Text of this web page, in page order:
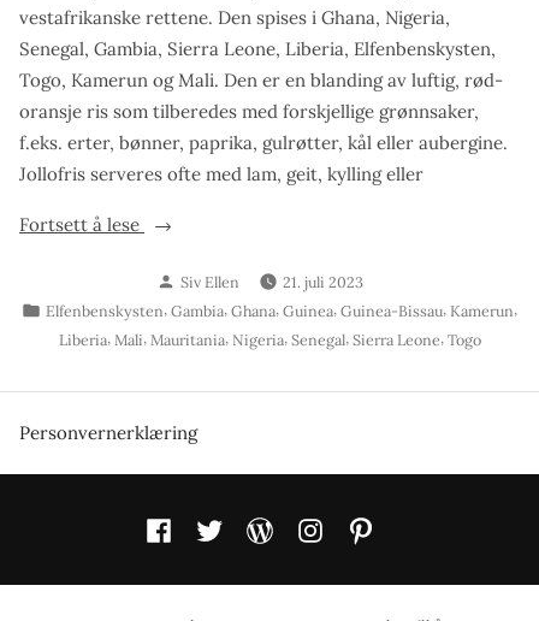
vestafrikanske rettene. Den spises i Ghana, Nigeria,
Senegal, Gambia, Sierra Leone, Liberia, Elfenbenskysten,
Togo, Kamerun og Mali. Den er en blanding av luftig, rød-
oransje ris som tilberedes med forskjellige grønnsaker,
f.eks. erter, bønner, paprika, gulrøtter, kål eller aubergine.
Jollofris serveres ofte med lam, geit, kylling eller
Fortsett å lese
«Jollofris
kylling»Skrevet
av
Siv Ellen
21. juli 2023
Publisert
Elfenbenskysten, Gambia, Ghana, Guinea, Guinea-Bissau, Kamerun,
Liberia, Mali, Mauritania, Nigeria, Senegal, Sierra Leone, Togo
Personvernerklæring
FacebookTwitter WordPressInstagramPinterest